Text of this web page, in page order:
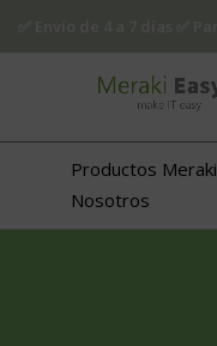
Productos Meraki
Nosotros